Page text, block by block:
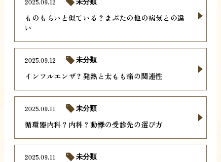
ものもらいと似ている？まぶたの他の病気との違
い
2025.09.12 未分類
インフルエンザ？発熱と太もも痛の関連性
2025.09.12 未分類
循環器内科？内科？動悸の受診先の選び方
2025.09.11 未分類
2025.09.11 未分類